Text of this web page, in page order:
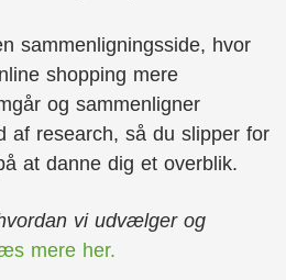
sammenligningsside, hvor
shopping mere
og sammenligner
af research, så du slipper for
at danne dig et overblik.
vi udvælger og
mere her.